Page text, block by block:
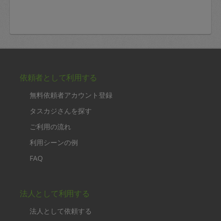
依頼者として利用する
無料依頼者アカウント登録
タスカジさんを探す
ご利用の流れ
利用シーンの例
FAQ
法人として利用する
法人として依頼する